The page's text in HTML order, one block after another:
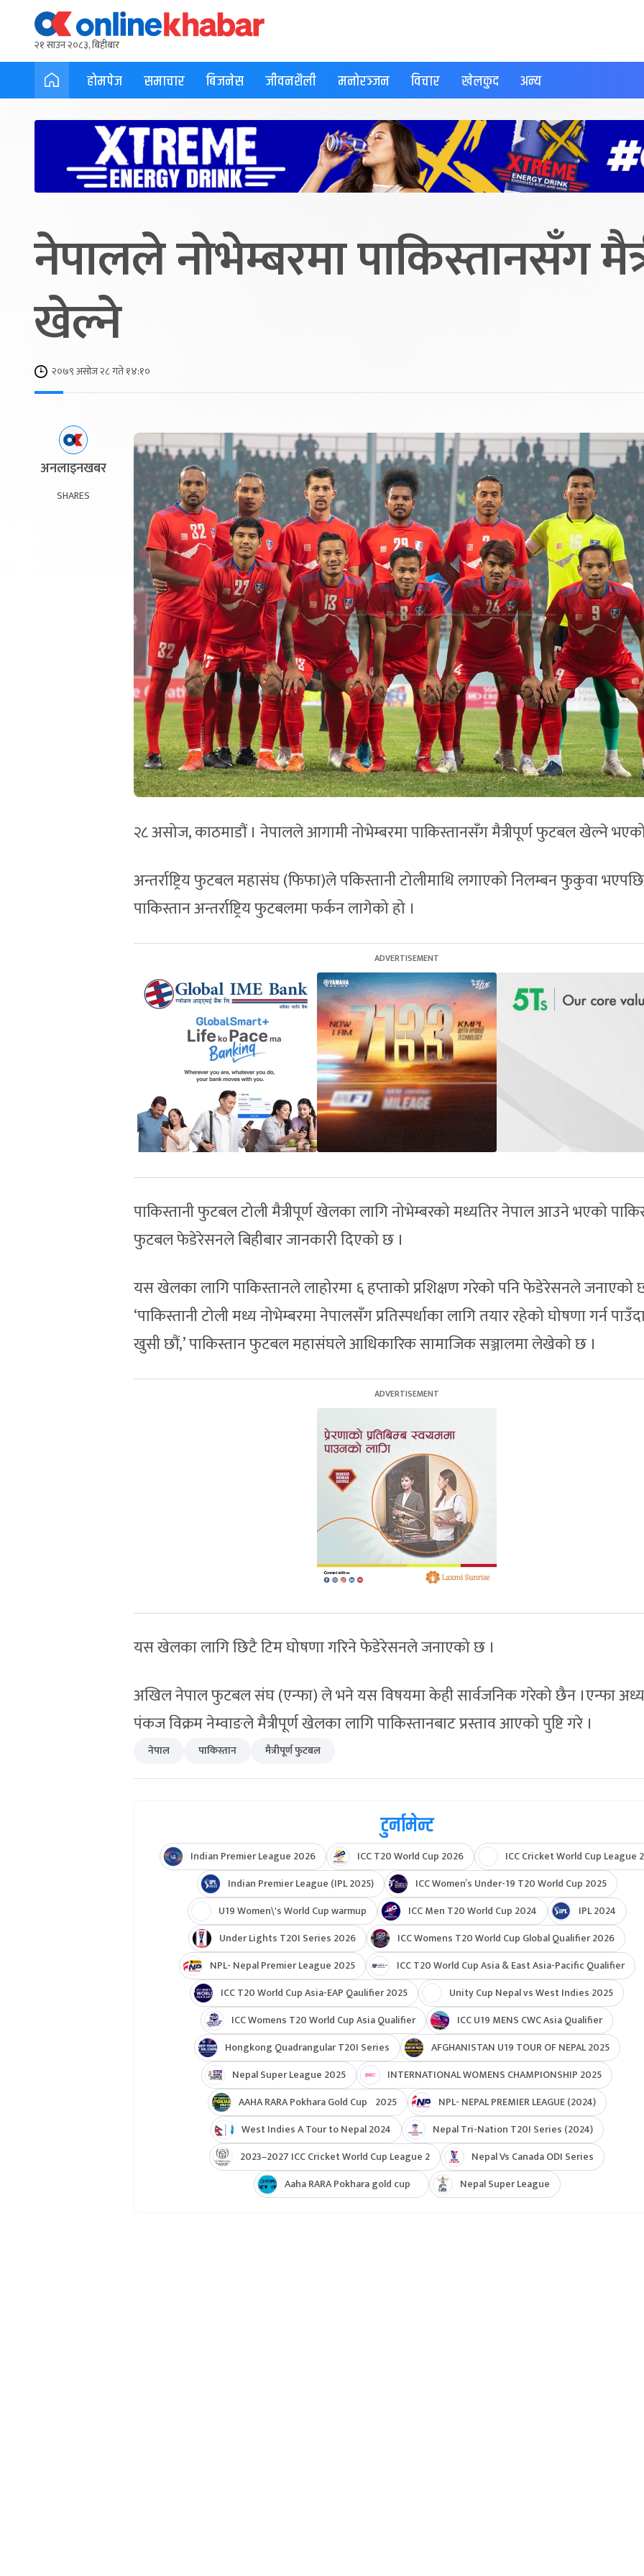
२१ साउन २०८३, बिहीबार
होमपेज समाचार बिजनेस जीवनशैली मनोरञ्जन विचार खेलकुद अन्य
नेपालले नोभेम्बरमा पाकिस्तानसँग
खेल्ने
२०७९ असोज २८ गते १४:१०
अनलाइनखबर
SHARES
२८ असोज, काठमाडौं । नेपालले आगामी नोभेम्बरमा पाकिस्तानसँग मैत्रीपूर्ण फुटबल खेल्ने
अन्तर्राष्ट्रिय फुटबल महासंघ (फिफा)ले पकिस्तानी टोलीमाथि लगाएको निलम्बन फुकुवा भएपछि
पाकिस्तान अन्तर्राष्ट्रिय फुटबलमा फर्कन लागेको हो ।
पाकिस्तानी फुटबल टोली मैत्रीपूर्ण खेलका लागि नोभेम्बरको मध्यतिर नेपाल आउने भएको
फुटबल फेडेरेसनले बिहीबार जानकारी दिएको छ ।
यस खेलका लागि पाकिस्तानले लाहोरमा ६ हप्ताको प्रशिक्षण गरेको पनि फेडेरेसनले जनाएको
‘पाकिस्तानी टोली मध्य नोभेम्बरमा नेपालसँग प्रतिस्पर्धाका लागि तयार रहेको घोषणा गर्न
खुसी छौं,’ पाकिस्तान फुटबल महासंघले आधिकारिक सामाजिक सञ्जालमा लेखेको छ ।
यस खेलका लागि छिटै टिम घोषणा गरिने फेडेरेसनले जनाएको छ ।
अखिल नेपाल फुटबल संघ (एन्फा) ले भने यस विषयमा केही सार्वजनिक गरेको छैन ।एन्फा
पंकज विक्रम नेम्वाङले मैत्रीपूर्ण खेलका लागि पाकिस्तानबाट प्रस्ताव आएको पुष्टि गरे ।
नेपाल पाकिस्तान मैत्रीपूर्ण फुटबल
टुर्नामेन्ट
Indian Premier League 2026 ICC T20 World Cup 2026
ICC Cricket World Cup League 2
Indian Premier League (IPL 2025)
ICC Women’s Under-19 T20 World Cup 2025
U19 Women\'s World Cup warmup
ICC Men T20 World Cup 2024
IPL 2024
Under Lights T20I Series 2026
ICC Womens T20 World Cup Global Qualifier 2026
NPL- Nepal Premier League 2025
ICC T20 World Cup Asia & East Asia-Pacific Qualifier
ICC T20 World Cup Asia-EAP Qaulifier 2025
Unity Cup Nepal vs West Indies 2025
ICC Womens T20 World Cup Asia Qualifier
ICC U19 MENS CWC Asia Qualifier
Hongkong Quadrangular T20I Series
AFGHANISTAN U19 TOUR OF NEPAL 2025
Nepal Super League 2025
INTERNATIONAL WOMENS CHAMPIONSHIP 2025
AAHA RARA Pokhara Gold Cup 2025
NPL- NEPAL PREMIER LEAGUE (2024)
West Indies A Tour to Nepal 2024
Nepal Tri-Nation T20I Series (2024)
2023–2027 ICC Cricket World Cup League 2
Nepal Vs Canada ODI Series
Aaha RARA Pokhara gold cup
Nepal Super League